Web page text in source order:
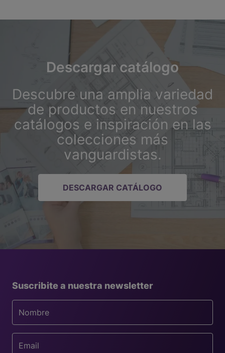
Descargar catálogo
Descubre una amplia variedad
de productos en nuestros
catálogos e inspiración en las
colecciones más
vanguardistas.
DESCARGAR CATÁLOGO
Suscribite a nuestra newsletter